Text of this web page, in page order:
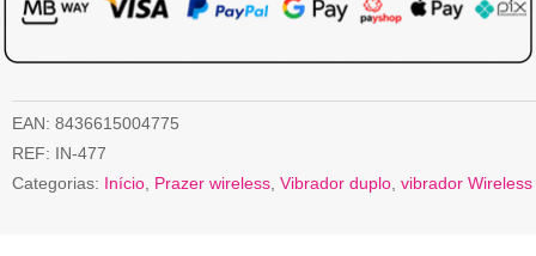
EAN: 8436615004775
REF: IN-477
Categorias: Início Prazer wireless Vibrador duplo vibrador Wireless